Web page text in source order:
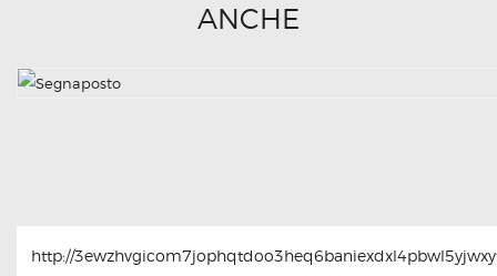
ANCHE
http://